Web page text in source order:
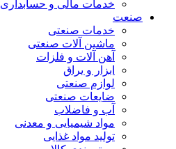
خدمات مالی و حسابداری
صنعت
خدمات صنعتی
ماشین آلات صنعتی
آهن آلات و فلزات
ابزار و یراق
لوازم صنعتی
ضایعات صنعتی
آب و فاضلاب
مواد شیمیایی و معدنی
تولید مواد غذایی